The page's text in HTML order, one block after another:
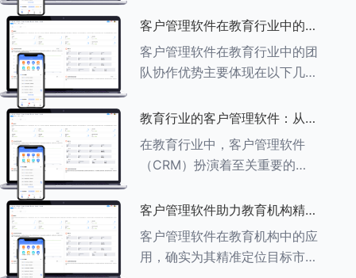
影响力方面发挥着重要作用。以
下详细分析教育CRM软件如何
助力提升教育品牌影响力：
###一、
客户管理软件在教育行业中的团
队协作优势
客户管理软件在教育行业中的团
队协作优势主要体现在以下几个
与共享 客户管理软件作为强大
的信息存储库，能够整合并记录
学生的基本信息（如姓名、年
龄、联
教育行业的客户管理软件：从招
生到毕业的全方位管理
在教育行业中，客户管理软件
（CRM）扮演着至关重要的角
全方位管理，提升教育机构的管
理效率和学员满意度。以下是一
些适合教育行业的CRM软件及
其功能特点：
客户管理软件助力教育机构精准
定位目标市场
客户管理软件在教育机构中的应
用，确实为其精准定位目标市场